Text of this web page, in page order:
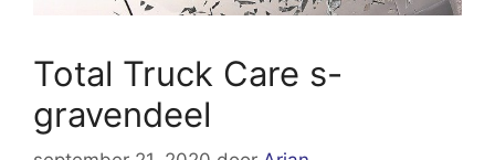
Total Truck Care s-
gravendeel